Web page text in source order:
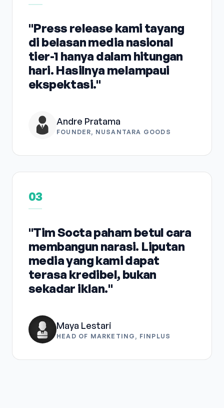
"Press release kami tayang
di belasan media nasional
tier-1 hanya dalam hitungan
hari. Hasilnya melampaui
ekspektasi."
Andre Pratama
FOUNDER, NUSANTARA GOODS
03
"Tim Socta paham betul cara
membangun narasi. Liputan
media yang kami dapat
terasa kredibel, bukan
sekadar iklan."
Maya Lestari
HEAD OF MARKETING, FINPLUS